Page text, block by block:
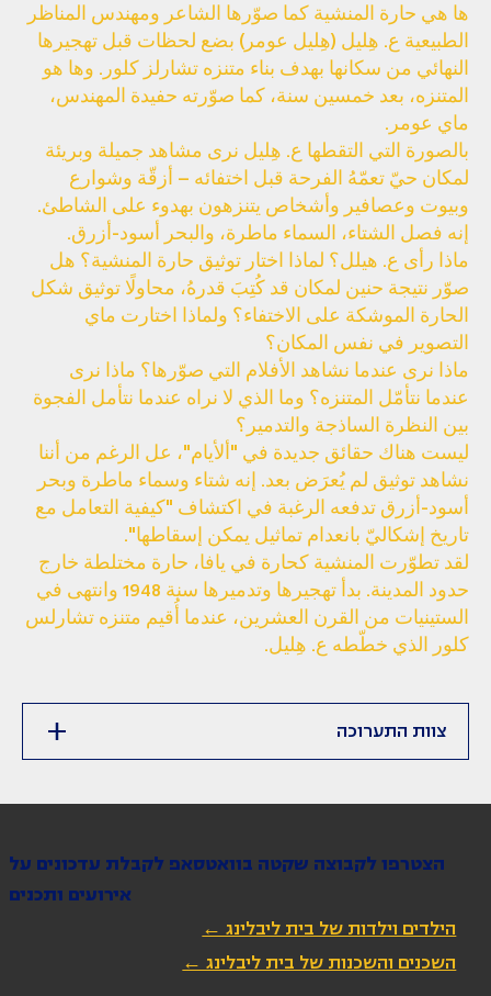
ها هي حارة المنشية كما صوّرها الشاعر ومهندس المناظر
الطبيعية ع. هِليل (هِليل عومر) بضع لحظات قبل تهجيرها
النهائي من سكانها بهدف بناء متنزه تشارلز كلور. وها هو
المتنزه، بعد خمسين سنة، كما صوّرته حفيدة المهندس،
ماي عومر.
بالصورة التي التقطها ع. هِليل نرى مشاهد جميلة وبريئة
لمكان حيّ تعمّهُ الفرحة قبل اختفائه – أزقّة وشوارع
وبيوت وعصافير وأشخاص يتنزهون بهدوء على الشاطئ.
إنه فصل الشتاء، السماء ماطرة، والبحر أسود-أزرق.
ماذا رأى ع. هيلل؟ لماذا اختار توثيق حارة المنشية؟ هل
صوّر نتيجة حنين لمكان قد كُتِبَ قدرهُ، محاولًا توثيق شكل
الحارة الموشكة على الاختفاء؟ ولماذا اختارت ماي
التصوير في نفس المكان؟
ماذا نرى عندما نشاهد الأفلام التي صوّرها؟ ماذا نرى
عندما نتأمّل المتنزه؟ وما الذي لا نراه عندما نتأمل الفجوة
بين النظرة الساذجة والتدمير؟
ليست هناك حقائق جديدة في "ألأيام"، عل الرغم من أننا
نشاهد توثيق لم يُعرَض بعد. إنه شتاء وسماء ماطرة وبحر
أسود-أزرق تدفعه الرغبة في اكتشاف "كيفية التعامل مع
تاريخ إشكاليّ بانعدام تماثيل يمكن إسقاطها".
لقد تطوّرت المنشية كحارة في يافا، حارة مختلطة خارج
حدود المدينة. بدأ تهجيرها وتدميرها سنة 1948 وانتهى في
الستينيات من القرن العشرين، عندما أُقيم متنزه تشارلس
كلور الذي خطّطه ع. هِليل.
צוות התערוכה
הצטרפו לקבוצה שקטה בוואטסאפ לקבלת עדכונים על
אירועים ותכנים
הילדים וילדות של בית ליבלינג ←
השכנים והשכנות של בית ליבלינג ←